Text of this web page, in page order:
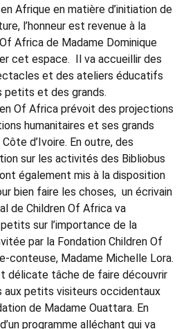
Afrique en matière d’initiation de
l’honneur est revenue à la
Africa de Madame Dominique
cet espace. Il va accueillir des
et des ateliers éducatifs
petits et des grands.
Of Africa prévoit des projections
humanitaires et ses grands
d’Ivoire. En outre, des
sur les activités des Bibliobus
également mis à la disposition
bien faire les choses, un écrivain
de Children Of Africa va
sur l’importance de la
par la Fondation Children Of
conteuse, Madame Michelle Lora.
délicate tâche de faire découvrir
aux petits visiteurs occidentaux
de Madame Ouattara. En
programme alléchant qui va